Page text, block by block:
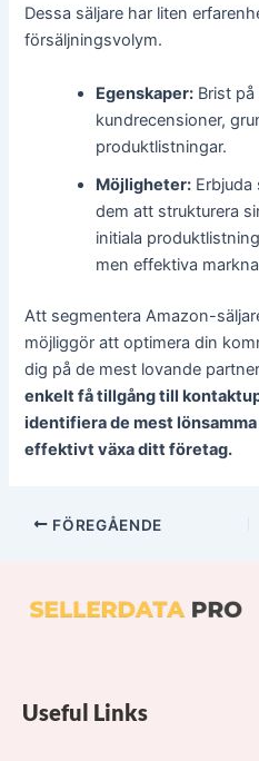
Dessa säljare har liten
försäljningsvolym.
Egenskaper: Brist
kundrecensioner,
produktlistningar.
Möjligheter:
dem att strukturera
initiala
men effektiva
Att segmentera Amazon-
möjliggör att optimera din
dig på de mest lovande
enkelt få tillgång till
identifiera de mest
effektivt växa ditt företag.
FÖREGÅENDE
Useful Links